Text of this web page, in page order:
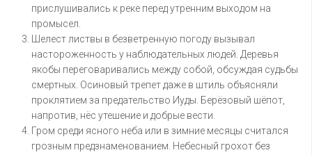
прислушивались к реке перед утренним выходом на
промысел.
Шелест листвы в безветренную погоду вызывал
настороженность у наблюдательных людей. Деревья
якобы переговаривались между собой, обсуждая судьбы
смертных. Осиновый трепет даже в штиль объясняли
проклятием за предательство Иуды. Берёзовый шёпот,
напротив, нёс утешение и добрые вести.
Гром среди ясного неба или в зимние месяцы считался
грозным предзнаменованием. Небесный грохот без